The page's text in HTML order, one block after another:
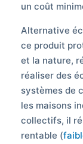
un coût
Alternative
ce produit
et la nature,
réaliser des
systèmes de
les maisons
collectifs, il
rentable (